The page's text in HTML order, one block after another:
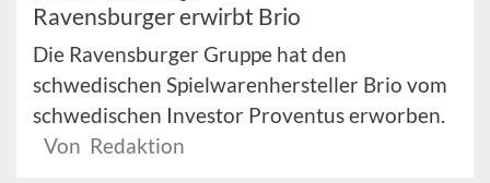
Ravensburger erwirbt Brio
Die Ravensburger Gruppe hat den
schwedischen Spielwarenhersteller Brio vom
schwedischen Investor Proventus erworben.
Von Redaktion